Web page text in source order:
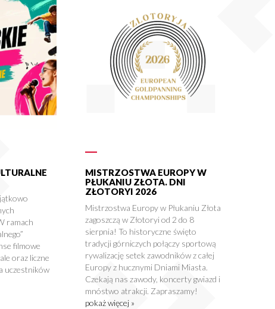
ramach
filmowe
oraz liczne
uczestników
MISTRZOSTWA EUROPY W
PŁUKANIU ZŁOTA. DNI
ZŁOTORYI 2026
Mistrzostwa Europy w Płukaniu Złota
zagoszczą w Złotoryi od 2 do 8
sierpnia! To historyczne święto
tradycji górniczych połączy sportową
rywalizację setek zawodników z całej
Europy z hucznymi Dniami Miasta.
Czekają nas zawody, koncerty gwiazd i
mnóstwo atrakcji. Zapraszamy!
pokaż więcej »